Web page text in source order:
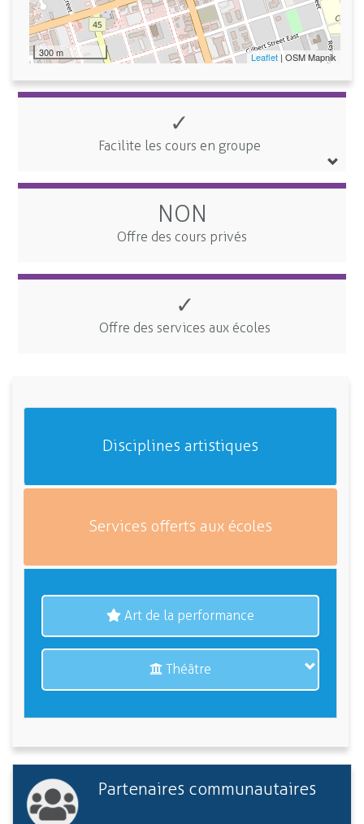
300 m Leaflet | OSM Mapnik
✓
Facilite les cours en groupe
NON
Offre des cours privés
✓
Offre des services aux écoles
Disciplines artistiques
Services offerts aux écoles
Art de la performance
Théâtre
Partenaires communautaires